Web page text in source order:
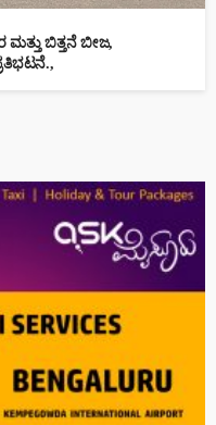
ಬಿತ್ತನೆ ಬೀಜ,